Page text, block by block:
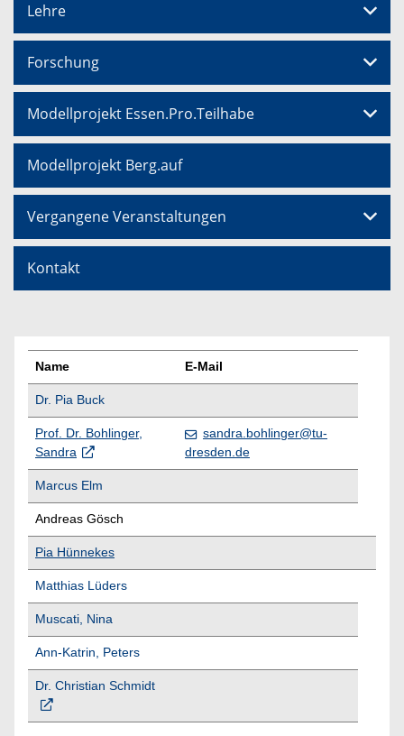
Lehre
Forschung
Modellprojekt Essen.Pro.Teilhabe
Modellprojekt Berg.auf
Vergangene Veranstaltungen
Kontakt
Name E-Mail
Dr. Pia Buck
Prof. Dr. Bohlinger,
Sandra
sandra.bohlinger@tu-
dresden.de
Marcus Elm
Andreas Gösch
Pia Hünnekes
Matthias Lüders
Muscati, Nina
Ann-Katrin, Peters
Dr. Christian Schmidt